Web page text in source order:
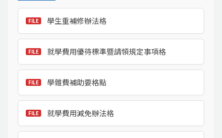
學生重補修辦法格
就學費用優待標準暨請領規定事項格
學雜費補助要格點
就學費用減免辦法格